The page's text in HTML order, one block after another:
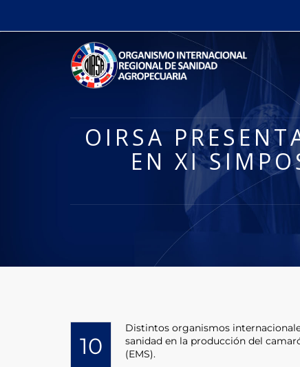
OIRSA
EN XI
10
Distintos organismos
sanidad en la producción del
(EMS).